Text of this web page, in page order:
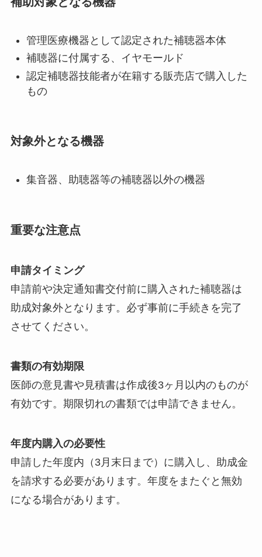
管理医療機器として認定された補聴器本体
補聴器に付属する、イヤモールド
認定補聴器技能者が在籍する販売店で購入した
もの
対象外となる機器
集音器、助聴器等の補聴器以外の機器
重要な注意点
申請タイミング
申請前や決定通知書交付前に購入された補聴器は
助成対象外となります。必ず事前に手続きを完了
させてください。
書類の有効期限
医師の意見書や見積書は作成後3ヶ月以内のものが
有効です。期限切れの書類では申請できません。
年度内購入の必要性
申請した年度内（3月末日まで）に購入し、助成金
を請求する必要があります。年度をまたぐと無効
になる場合があります。